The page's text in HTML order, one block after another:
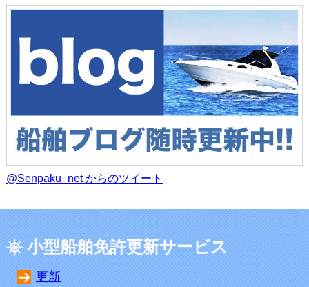
@Senpaku_net からのツイート
小型船舶免許更新サービス
更新